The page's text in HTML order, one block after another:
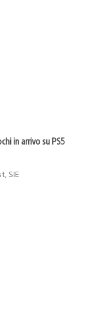
in arrivo su PS5
SIE